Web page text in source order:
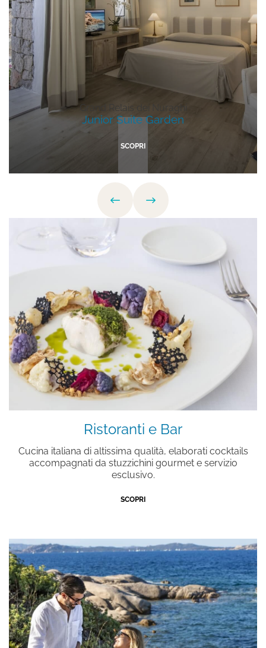
Grand Relais dei Nuraghi
Junior Suite Garden
SCOPRI
Ristoranti e Bar
Cucina italiana di altissima qualità, elaborati cocktails
accompagnati da stuzzichini gourmet e servizio
esclusivo.
SCOPRI